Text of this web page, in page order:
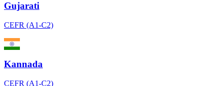
Gujarati
CEFR (A1-C2)
Kannada
CEFR (A1-C2)